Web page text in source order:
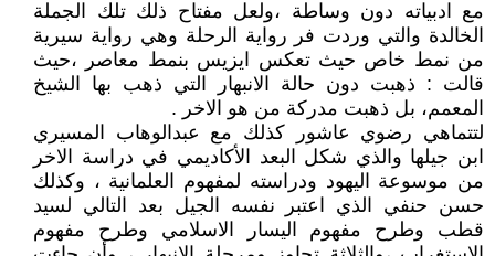
مع ادبياته دون وساطة ،ولعل مفتاح ذلك تلك الجملة
الخالدة والتي وردت فر رواية الرحلة وهي رواية سيرية
من نمط خاص حيث تعكس ايزيس بنمط معاصر ،حيث
قالت : ذهبت دون حالة الانبهار التي ذهب بها الشيخ
المعمم، بل ذهبت مدركة من هو الاخر .
لتتماهي رضوي عاشور كذلك مع عبدالوهاب المسيري
ابن جيلها والذي شكل البعد الأكاديمي في دراسة الاخر
من موسوعة اليهود ودراسته لمفهوم العلمانية ، وكذلك
حسن حنفي الذي اعتبر نفسه الجيل بعد التالي لسيد
قطب وطرح مفهوم اليسار الاسلامي وطرح مفهوم